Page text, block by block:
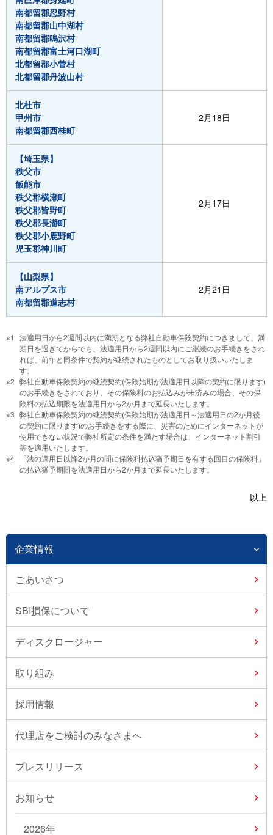
南都留郡忍野村
南都留郡山中湖村
南都留郡鳴沢村
南都留郡富士河口湖町
北都留郡小菅村
北都留郡丹波山村
北杜市
甲州市
南都留郡西桂町
2月18日
【埼玉県】
秩父市
飯能市
秩父郡横瀬町
秩父郡皆野町
秩父郡長瀞町
秩父郡小鹿野町
児玉郡神川町
2月17日
【山梨県】
南アルプス市
南都留郡道志村
2月21日
法適用日から2週間以内に満期となる弊社自動車保険契約につきまして、満
期日を過ぎてからでも、法適用日から2週間以内にご継続のお手続きをされ
れば、前年と同条件で契約が継続されたものとしてお取り扱いいたしま
す。
弊社自動車保険契約の継続契約(保険始期が法適用日以降の契約に限ります)
のお手続きをされており、その保険料のお払込みが未済みの場合、その保
険料の払込期限を法適用日から2か月まで延長いたします。
弊社自動車保険契約の継続契約(保険始期が法適用日～法適用日の2か月後
の契約に限ります)のお手続きをする際に、災害のためにインターネットが
使用できない状況で弊社所定の条件を満たす場合は、インターネット割引
等を適用いたします。
「法の適用日以降2か月の間に保険料払込猶予期日を有する回目の保険料」
の払込猶予期間を法適用日から2か月まで延長いたします。
以上
企業情報
ごあいさつ
SBI損保について
ディスクロージャー
取り組み
採用情報
代理店をご検討のみなさまへ
プレスリリース
お知らせ
2026年